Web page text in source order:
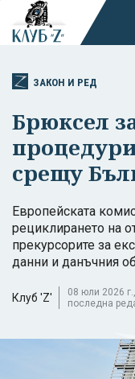
ЗАКОН И РЕД
Брюксел
срещу
Европейската
рециклирането на
прекурсорите за
данни и данъчния
Клуб 'Z'
08 юли 2026
последна